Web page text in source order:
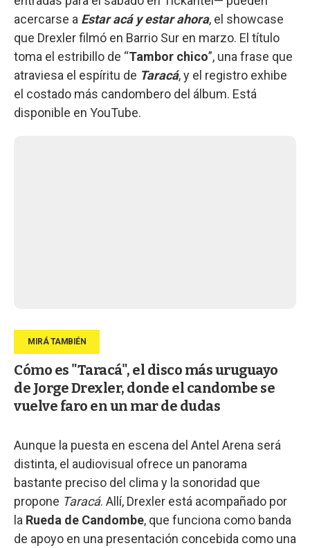
acercarse a Estar acá y estar ahora, el showcase
que Drexler filmó en Barrio Sur en marzo. El título
toma el estribillo de “Tambor chico”, una frase que
atraviesa el espíritu de Taracá, y el registro exhibe
el costado más candombero del álbum. Está
disponible en YouTube.
Cómo es "Taracá", el disco más uruguayo
de Jorge Drexler, donde el candombe se
vuelve faro en un mar de dudas
Aunque la puesta en escena del Antel Arena será
distinta, el audiovisual ofrece un panorama
bastante preciso del clima y la sonoridad que
propone Taracá. Allí, Drexler está acompañado por
la Rueda de Candombe, que funciona como banda
de apoyo en una presentación concebida como una